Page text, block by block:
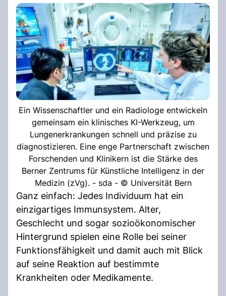
Ein Wissenschaftler und ein Radiologe entwickeln
gemeinsam ein klinisches KI-Werkzeug, um
Lungenerkrankungen schnell und präzise zu
diagnostizieren. Eine enge Partnerschaft zwischen
Forschenden und Klinikern ist die Stärke des
Berner Zentrums für Künstliche Intelligenz in der
Medizin (zVg). - sda - © Universität Bern
Ganz einfach: Jedes Individuum hat ein
einzigartiges Immunsystem. Alter,
Geschlecht und sogar sozioökonomischer
Hintergrund spielen eine Rolle bei seiner
Funktionsfähigkeit und damit auch mit Blick
auf seine Reaktion auf bestimmte
Krankheiten oder Medikamente.